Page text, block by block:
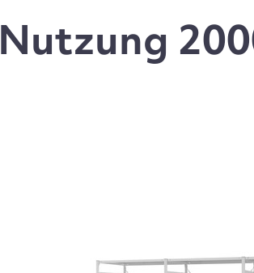
Nutzung